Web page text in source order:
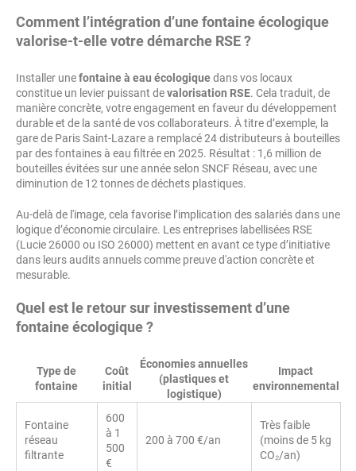
Comment l’intégration d’une fontaine écologique
valorise-t-elle votre démarche RSE ?
Installer unefontaine à eau écologiquedans vos locaux
constitue un levier puissant devalorisation RSE. Cela traduit, de
manière concrète, votre engagement en faveur du développement
durable et de la santé de vos collaborateurs. À titre d’exemple, la
gare de Paris Saint-Lazare a remplacé 24 distributeurs à bouteilles
par des fontaines à eau filtrée en 2025. Résultat : 1,6 million de
bouteilles évitées sur une année selon SNCF Réseau, avec une
diminution de 12 tonnes de déchets plastiques.
Au-delà de l'image, cela favorise l’implication des salariés dans une
logique d’économie circulaire. Les entreprises labellisées RSE
(Lucie 26000 ou ISO 26000) mettent en avant ce type d’initiative
dans leurs audits annuels comme preuve d'action concrète et
mesurable.
Quel est le retour sur investissement d’une
fontaine écologique ?
Type de
fontaine
Coût
initial
Économies annuelles
(plastiques et
logistique)
Impact
environnemental
Fontaine
réseau
filtrante
600
à 1
500
€
200 à 700 €/an
Très faible
(moins de 5 kg
CO₂/an)